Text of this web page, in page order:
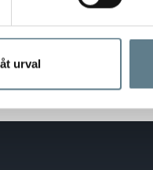
urval